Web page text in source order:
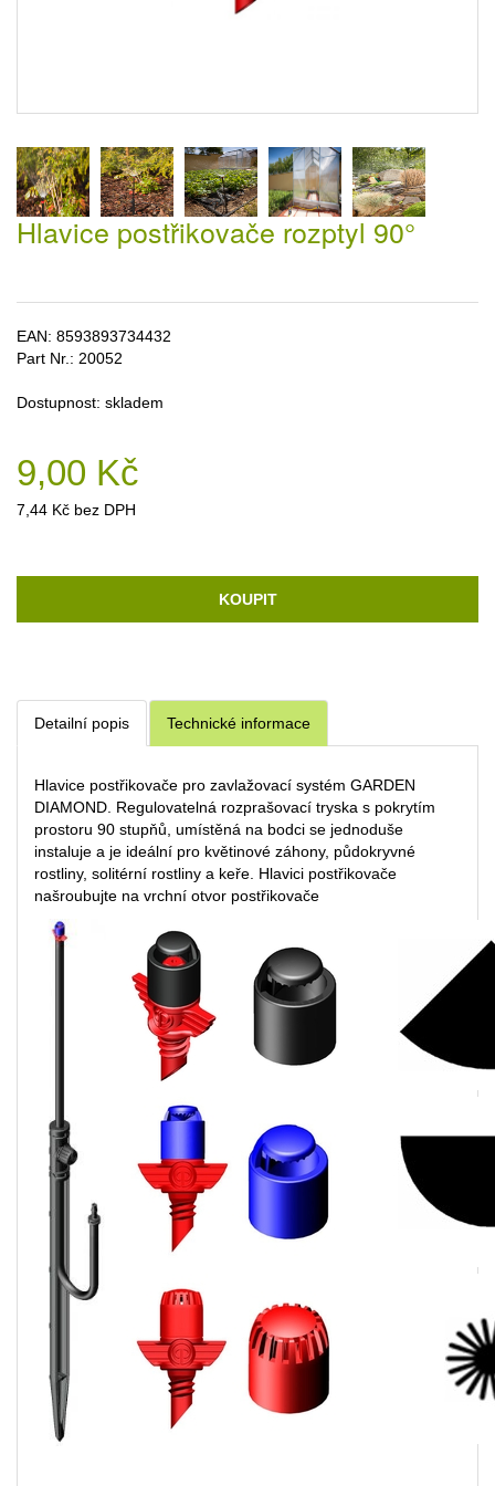
Hlavice postřikovače rozptyl 90°
EAN: 8593893734432
Part Nr.: 20052
Dostupnost: skladem
9,00 Kč
7,44 Kč bez DPH
KOUPIT
Detailní popis Technické informace
Hlavice postřikovače pro zavlažovací systém GARDEN
DIAMOND. Regulovatelná rozprašovací tryska s pokrytím
prostoru 90 stupňů, umístěná na bodci se jednoduše
instaluje a je ideální pro květinové záhony, půdokryvné
rostliny, solitérní rostliny a keře. Hlavici postřikovače
našroubujte na vrchní otvor postřikovače